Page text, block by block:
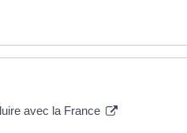
avec la France